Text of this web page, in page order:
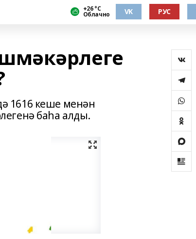
+26 °С
Облачно VK РУС
1616 кеше менән
баһа алды.